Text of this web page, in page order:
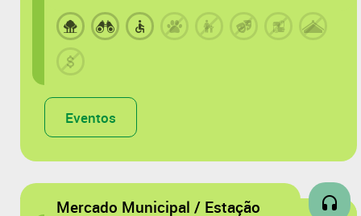
Eventos
Mercado Municipal / Estação